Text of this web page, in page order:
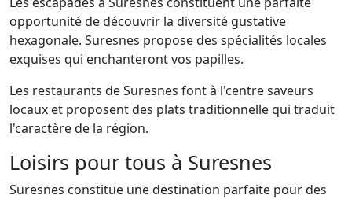
opportunité de découvrir la diversité gustative
hexagonale. Suresnes propose des spécialités locales
exquises qui enchanteront vos papilles.
Les restaurants de Suresnes font à l'centre saveurs
locaux et proposent des plats traditionnelle qui traduit
l'caractère de la région.
Loisirs pour tous à Suresnes
Suresnes constitue une destination parfaite pour des